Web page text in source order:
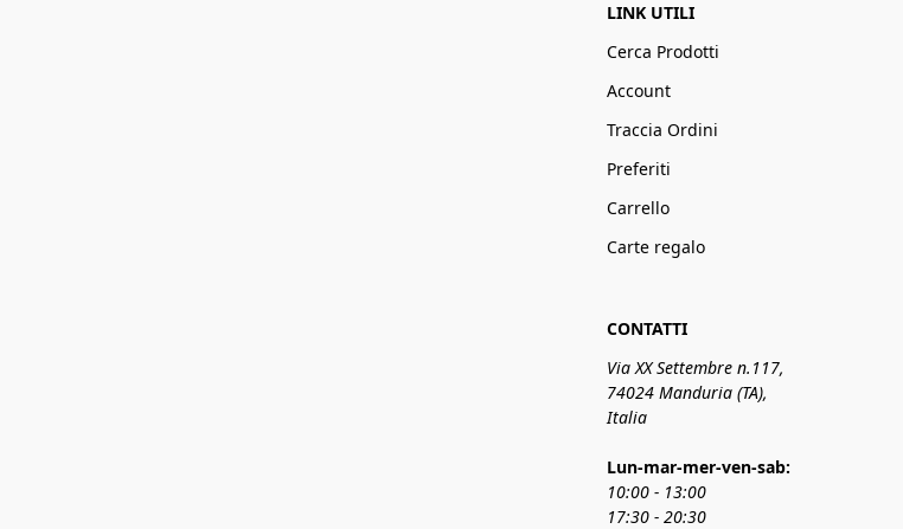
LINK UTILI
Cerca Prodotti
Account
Traccia Ordini
Preferiti
Carrello
Carte regalo
CONTATTI
Via XX Settembre n.117,
74024 Manduria (TA),
Italia
Lun-mar-mer-ven-sab:
10:00 - 13:00
17:30 - 20:30